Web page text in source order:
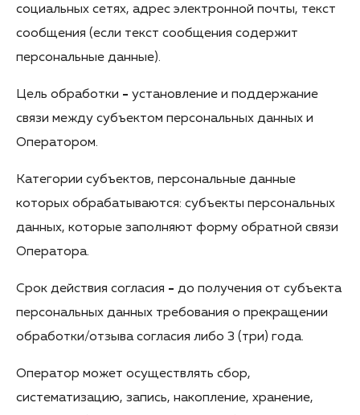
социальных сетях, адрес электронной почты, текст
сообщения (если текст сообщения содержит
персональные данные).
Цель обработки - установление и поддержание
связи между субъектом персональных данных и
Оператором.
Категории субъектов, персональные данные
которых обрабатываются: субъекты персональных
данных, которые заполняют форму обратной связи
Оператора.
Срок действия согласия - до получения от субъекта
персональных данных требования о прекращении
обработки/отзыва согласия либо 3 (три) года.
Оператор может осуществлять сбор,
систематизацию, запись, накопление, хранение,